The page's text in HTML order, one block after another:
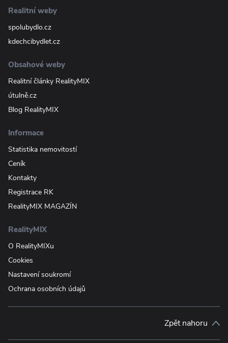
Realitní weby
spolubydlo.cz
kdechcibydlet.cz
Obsahové weby
Realitní články RealityMIX
útulně.cz
Blog RealityMIX
Informace
Statistika nemovitostí
Ceník
Kontakty
Registrace RK
RealityMIX MAGAZÍN
RealityMIX
O RealityMIXu
Cookies
Nastavení soukromí
Ochrana osobních údajů
Zpět nahoru